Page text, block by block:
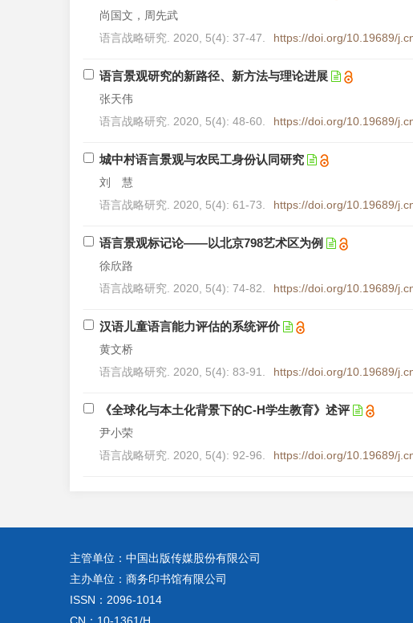
尚国文，周先武
语言战略研究. 2020, 5(4): 37-47.
https://doi.org/10.19689/
语言景观研究的新路径、新方法与理论进展
张天伟
语言战略研究. 2020, 5(4): 48-60.
https://doi.org/10.19689/
城中村语言景观与农民工身份认同研究
刘 慧
语言战略研究. 2020, 5(4): 61-73.
https://doi.org/10.19689/
语言景观标记论——以北京798艺术区为例
徐欣路
语言战略研究. 2020, 5(4): 74-82.
https://doi.org/10.19689/
汉语儿童语言能力评估的系统评价
黄文桥
语言战略研究. 2020, 5(4): 83-91.
https://doi.org/10.19689/
《全球化与本土化背景下的C-H学生教育》述评
尹小荣
语言战略研究. 2020, 5(4): 92-96.
https://doi.org/10.19689/
主管单位：中国出版传媒股份有限公司
主办单位：商务印书馆有限公司
ISSN：2096-1014